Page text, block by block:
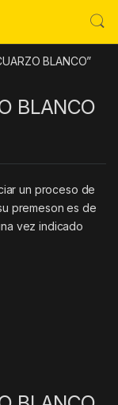
BLANCO”
BLANCO
un proceso de
premeson es de
vez indicado